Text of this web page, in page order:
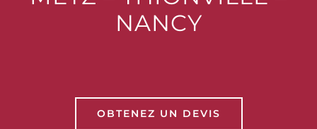
NANCY
OBTENEZ UN DEVIS